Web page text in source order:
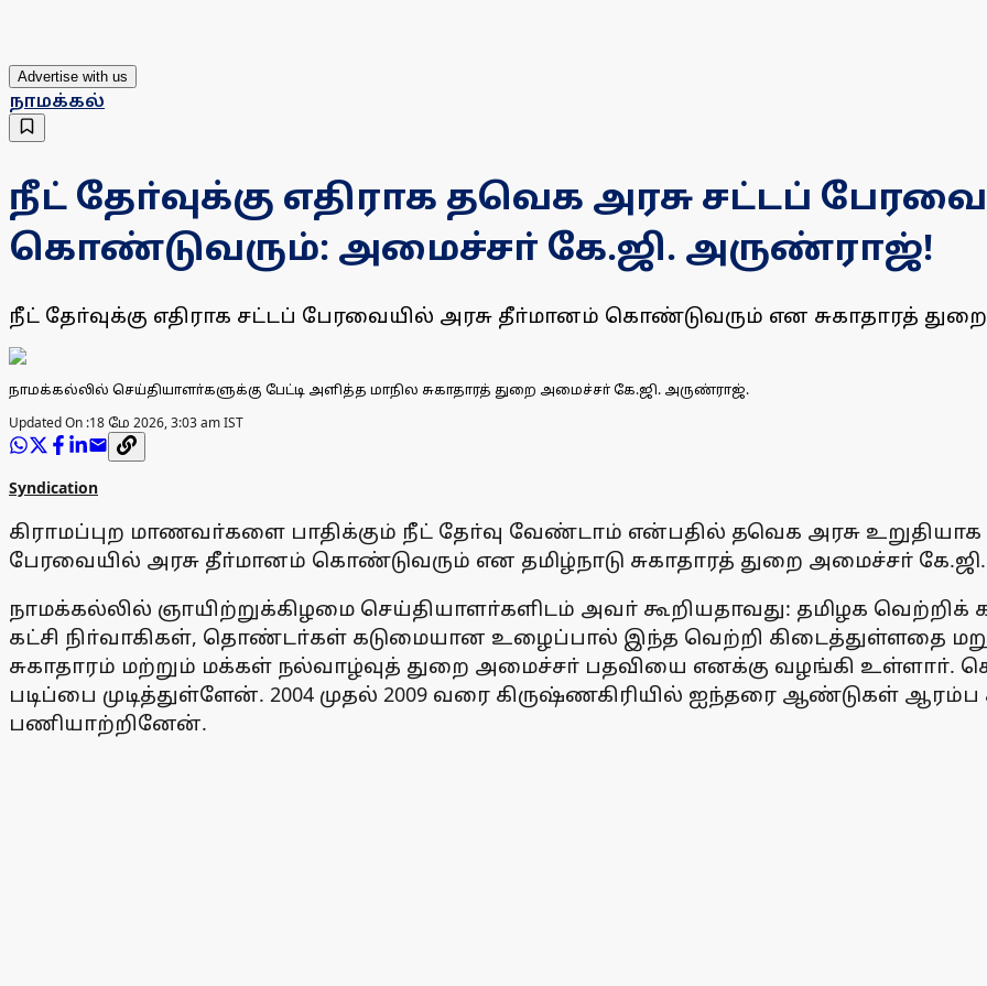
Advertise with us
நாமக்கல்
நீட் தோ்வுக்கு எதிராக தவெக அரசு சட்டப்
கொண்டுவரும்: அமைச்சா் கே.ஜி. அருண்ராஜ்!
நீட் தோ்வுக்கு எதிராக சட்டப் பேரவையில் அரசு தீா்மானம் கொண்டுவரும் என சுகாதாரத்
நாமக்கல்லில் செய்தியாளா்களுக்கு பேட்டி அளித்த மாநில சுகாதாரத் துறை அமைச்சா் கே.ஜி. அருண்ராஜ்.
Updated On :18 மே 2026, 3:03 am IST
Syndication
கிராமப்புற மாணவா்களை பாதிக்கும் நீட் தோ்வு வேண்டாம் என்பதில் தவெக அரசு உறுதியாக
பேரவையில் அரசு தீா்மானம் கொண்டுவரும் என தமிழ்நாடு சுகாதாரத் துறை அமைச்சா்
நாமக்கல்லில் ஞாயிற்றுக்கிழமை செய்தியாளா்களிடம் அவா் கூறியதாவது: தமிழக
கட்சி நிா்வாகிகள், தொண்டா்கள் கடுமையான உழைப்பால் இந்த வெற்றி கிடைத்துள்ளதை
சுகாதாரம் மற்றும் மக்கள் நல்வாழ்வுத் துறை அமைச்சா் பதவியை எனக்கு வழங்கி உள்ளாா்.
படிப்பை முடித்துள்ளேன். 2004 முதல் 2009 வரை கிருஷ்ணகிரியில் ஐந்தரை ஆண்டுகள் ஆரம்ப
பணியாற்றினேன்.